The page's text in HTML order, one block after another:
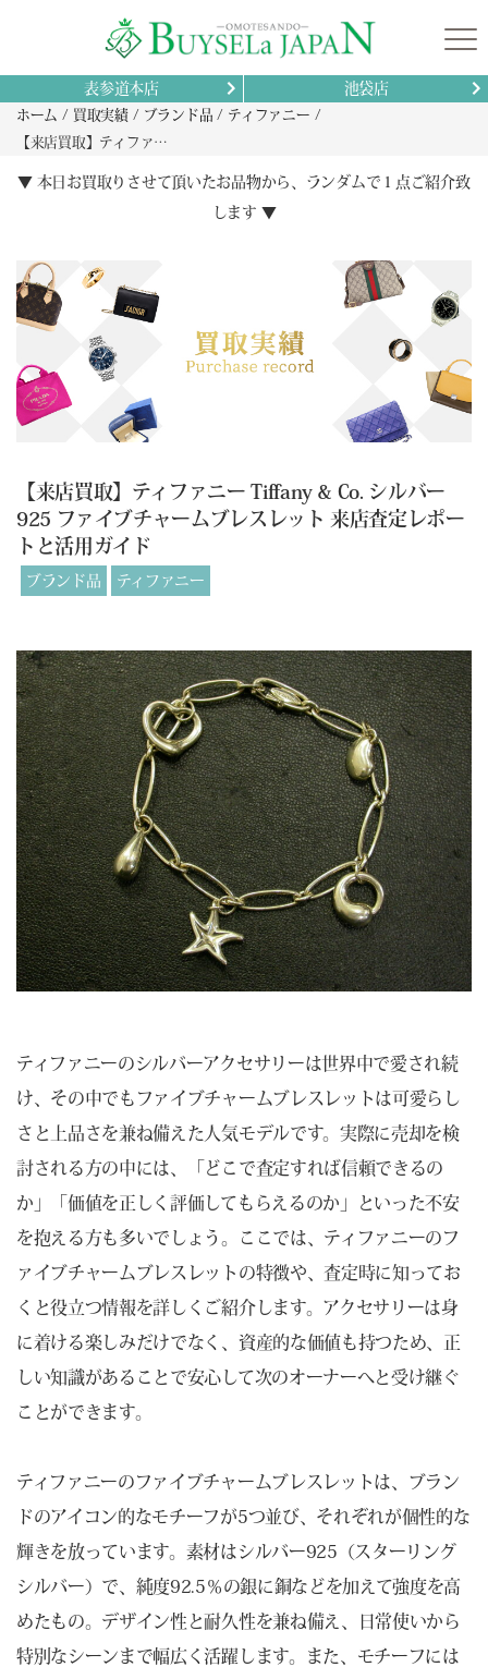
表参道本店 池袋店
ホーム 買取実績 ブランド品
ティファニー
【来店買取】ティファニー Tiffany & Co. シルバー925 ファイブチャームブレスレット 来店査定レポートと活用ガイド
▼ 本日お買取りさせて頂いたお品物から、ランダムで１点ご紹介致
します ▼
【来店買取】ティファニー Tiffany & Co. シルバー
925 ファイブチャームブレスレット 来店査定レポー
トと活用ガイド
ブランド品 ティファニー
ティファニーのシルバーアクセサリーは世界中で愛され続
け、その中でもファイブチャームブレスレットは可愛らし
さと上品さを兼ね備えた人気モデルです。実際に売却を検
討される方の中には、「どこで査定すれば信頼できるの
か」「価値を正しく評価してもらえるのか」といった不安
を抱える方も多いでしょう。ここでは、ティファニーのフ
ァイブチャームブレスレットの特徴や、査定時に知ってお
くと役立つ情報を詳しくご紹介します。アクセサリーは身
に着ける楽しみだけでなく、資産的な価値も持つため、正
しい知識があることで安心して次のオーナーへと受け継ぐ
ことができます。
ティファニーのファイブチャームブレスレットは、ブラン
ドのアイコン的なモチーフが5つ並び、それぞれが個性的な
輝きを放っています。素材はシルバー925（スターリング
シルバー）で、純度92.5％の銀に銅などを加えて強度を高
めたもの。デザイン性と耐久性を兼ね備え、日常使いから
特別なシーンまで幅広く活躍します。また、モチーフには